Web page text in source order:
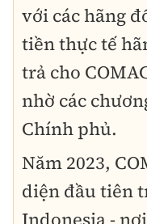
với các hãng
tiền thực tế
trả cho
nhờ các
Chính phủ.
Năm 2023,
diện đầu tiên
Indonesia -